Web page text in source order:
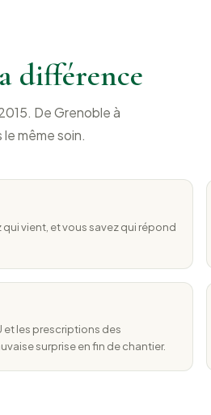
différence
De Grenoble à
même soin.
vient, et vous savez qui répond
et les prescriptions des
surprise en fin de chantier.